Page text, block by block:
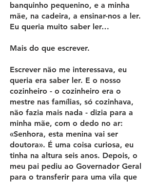
banquinho pequenino, e a minha
mãe, na cadeira, a ensinar-nos a ler.
Eu queria muito saber ler…
Mais do que escrever.
Escrever não me interessava, eu
queria era saber ler. E o nosso
cozinheiro - o cozinheiro era o
mestre nas famílias, só cozinhava,
não fazia mais nada - dizia para a
minha mãe, com o dedo no ar:
«Senhora, esta menina vai ser
doutora». É uma coisa curiosa, eu
tinha na altura seis anos. Depois, o
meu pai pediu ao Governador Geral
para o transferir para uma vila que